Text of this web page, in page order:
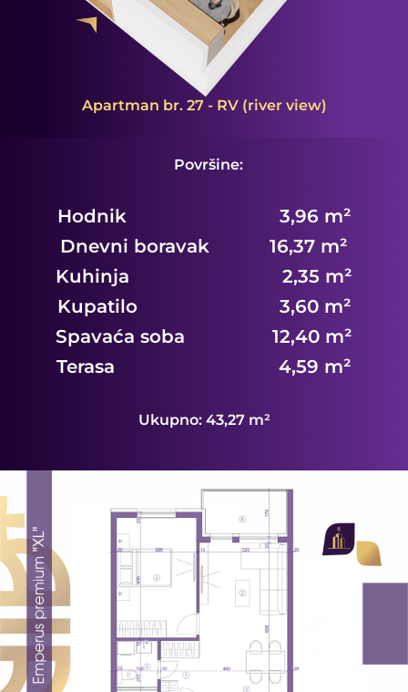
Apartman br. 27 - RV (river view)
Površine:
Hodnik 3,96 m²
Dnevni boravak 16,37 m²
Kuhinja 2,35 m²
Kupatilo 3,60 m²
Spavaća soba 12,40 m²
Terasa 4,59 m²
Ukupno: 43,27 m²